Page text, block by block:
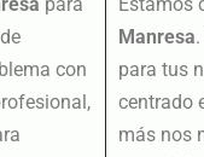
para
con
Estamos
Manresa
para tus
centrado
más nos